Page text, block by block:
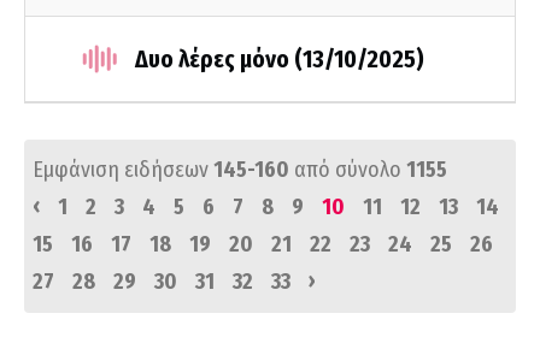
Δυο λέρες μόνο (13/10/2025)
Εμφάνιση ειδήσεων145-160 από σύνολο 1155
‹
1 2 3 4 5 6 7 8 9 10 11 12 13
14
15
16 17 18 19 20 21 22 23 24 25
26
27
28 29 30 31 32 33 ›